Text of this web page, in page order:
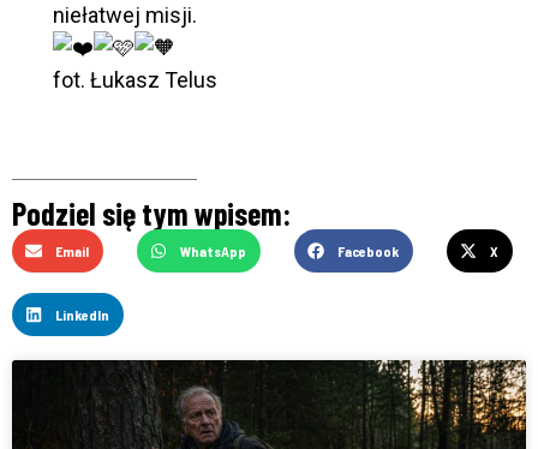
niełatwej misji.
fot. Łukasz Telus
Podziel się tym wpisem:
Email WhatsApp Facebook X
LinkedIn